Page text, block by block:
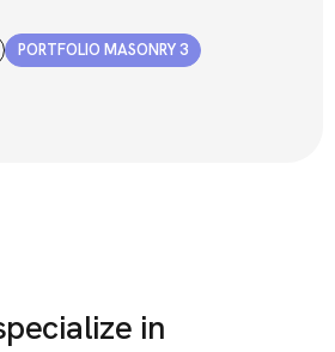
PORTFOLIO MASONRY 3
in